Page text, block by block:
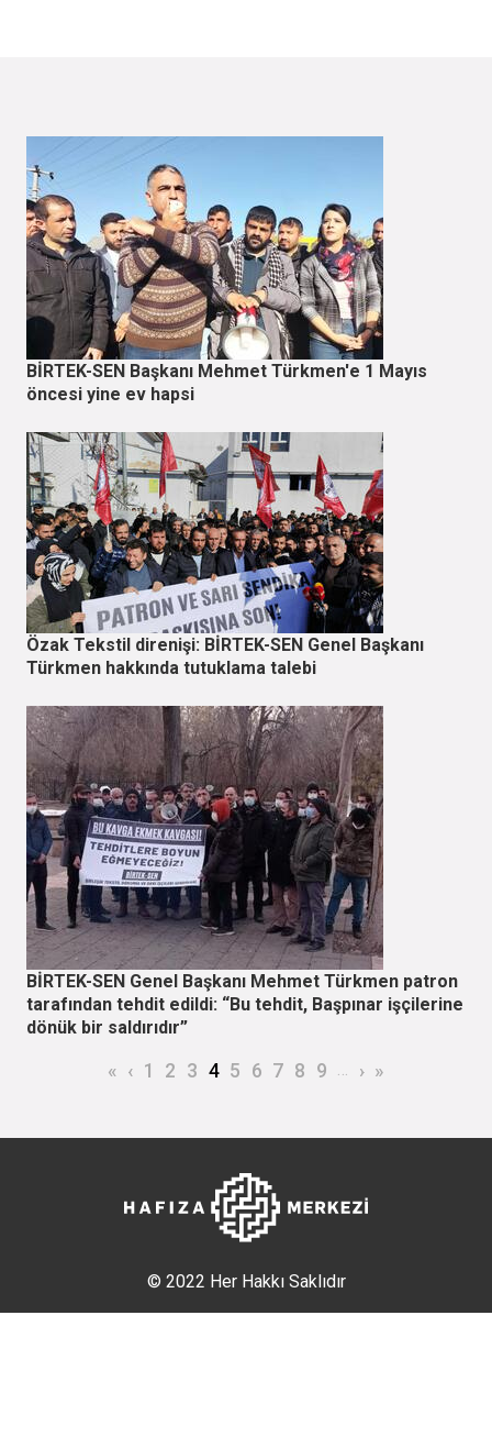
BİRTEK-SEN Başkanı Mehmet Türkmen'e 1 Mayıs
öncesi yine ev hapsi
Özak Tekstil direnişi: BİRTEK-SEN Genel Başkanı
Türkmen hakkında tutuklama talebi
BİRTEK-SEN Genel Başkanı Mehmet Türkmen patron
tarafından tehdit edildi: “Bu tehdit, Başpınar işçilerine
dönük bir saldırıdır”
Sayfalamaİlk sayfa
« Önceki sayfa
‹ Page
1 Page
2 Page
3 Şu an kullanılan sayfa
4 Page
5 Page
6 Page
7 Page
8 Page
9 … Sonraki sayfa
› Son sayfa
»
© 2022 Her Hakkı Saklıdır